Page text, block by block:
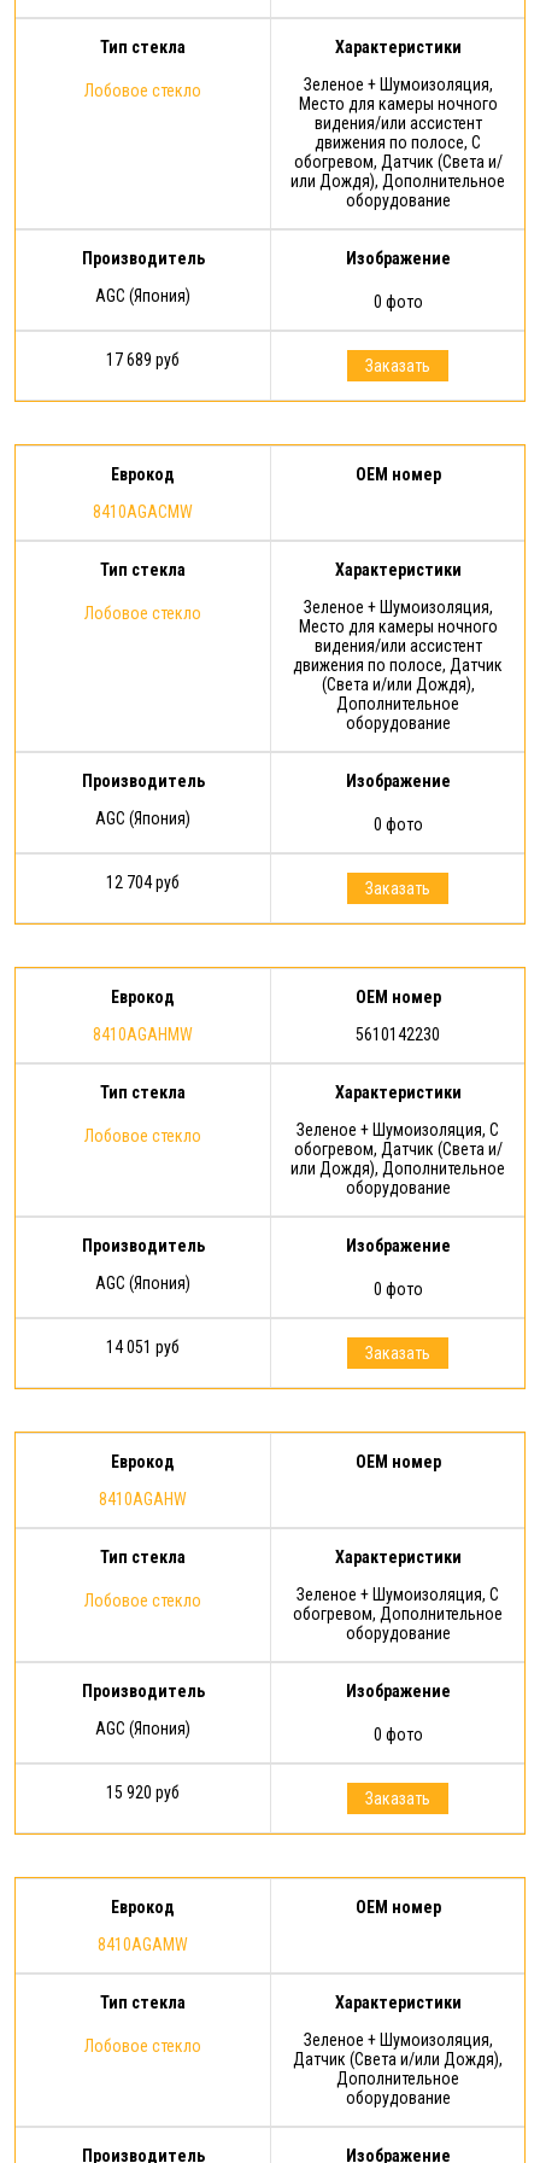
Тип стекла
Лобовое стекло
Характеристики
Зеленое + Шумоизоляция,
Место для камеры ночного
видения/или ассистент
движения по полосе, С
обогревом, Датчик (Света и/
или Дождя), Дополнительное
оборудование
Производитель
AGC (Япония)
Изображение
0 фото
17 689 руб Заказать
Еврокод
8410AGACMW
OEM номер
Тип стекла
Лобовое стекло
Характеристики
Зеленое + Шумоизоляция,
Место для камеры ночного
видения/или ассистент
движения по полосе, Датчик
(Света и/или Дождя),
Дополнительное
оборудование
Производитель
AGC (Япония)
Изображение
0 фото
12 704 руб Заказать
Еврокод
8410AGAHMW
OEM номер
5610142230
Тип стекла
Лобовое стекло
Характеристики
Зеленое + Шумоизоляция, С
обогревом, Датчик (Света и/
или Дождя), Дополнительное
оборудование
Производитель
AGC (Япония)
Изображение
0 фото
14 051 руб Заказать
Еврокод
8410AGAHW
OEM номер
Тип стекла
Лобовое стекло
Характеристики
Зеленое + Шумоизоляция, С
обогревом, Дополнительное
оборудование
Производитель
AGC (Япония)
Изображение
0 фото
15 920 руб Заказать
Еврокод
8410AGAMW
OEM номер
Тип стекла
Лобовое стекло
Характеристики
Зеленое + Шумоизоляция,
Датчик (Света и/или Дождя),
Дополнительное
оборудование
Производитель Изображение